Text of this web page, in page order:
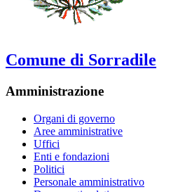
Comune di Sorradile
Amministrazione
Organi di governo
Aree amministrative
Uffici
Enti e fondazioni
Politici
Personale amministrativo